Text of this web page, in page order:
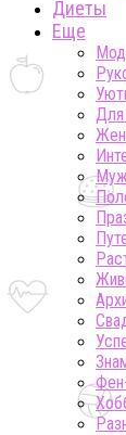
Диеты
Еще
Для